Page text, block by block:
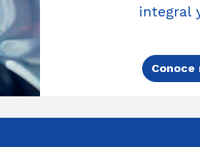
integral